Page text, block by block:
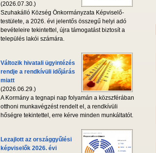
(2026.07.30.)
Szuhakálló Község Önkormányzata Képviselő-
testülete, a 2026. évi jelentős összegű helyi adó
bevételeire tekintettel, újra támogatást biztosít a
település lakói számára.
Változik hivatali ügyintézés
rendje a rendkívüli időjárás
miatt
(2026.06.29.)
A Kormány a tegnapi nap folyamán a közszférában
otthoni munkavégzést rendelt el, a rendkívüli
hőségre tekintettel, erre kérve minden munkáltatót.
Lezajlott az országgyűlési
képviselők 2026. évi